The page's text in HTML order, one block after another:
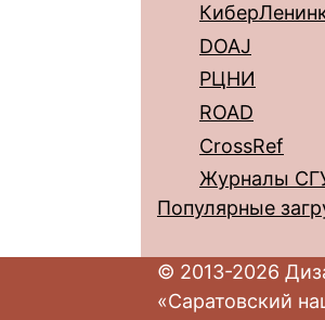
DOAJ
РЦНИ
ROAD
CrossRef
Журналы
Популярные
© 2013-2026
«Саратовский